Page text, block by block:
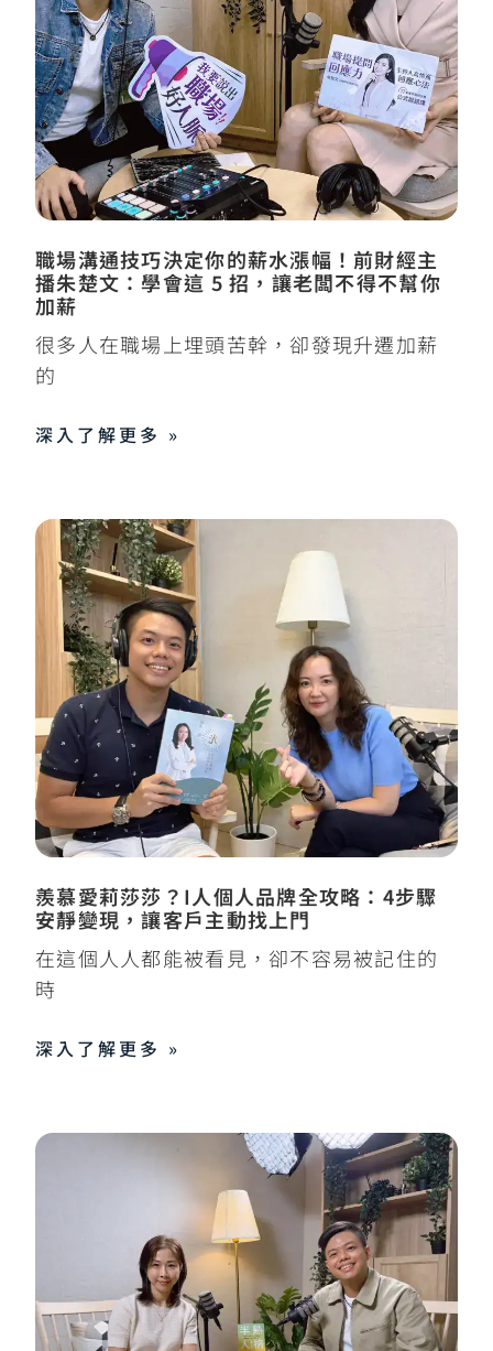
職場溝通技巧決定你的薪水漲幅！前財經主
播朱楚文：學會這 5 招，讓老闆不得不幫你
加薪
很多人在職場上埋頭苦幹，卻發現升遷加薪
的
深入了解更多 »
羨慕愛莉莎莎？I人個人品牌全攻略：4步驟
安靜變現，讓客戶主動找上門
在這個人人都能被看見，卻不容易被記住的
時
深入了解更多 »